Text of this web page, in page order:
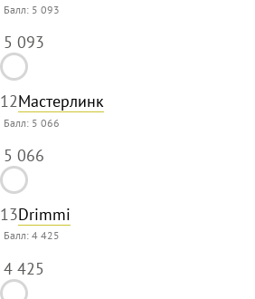
Балл: 5 093
5 093
12Мастерлинк
Балл: 5 066
5 066
13Drimmi
Балл:4 425
4 425